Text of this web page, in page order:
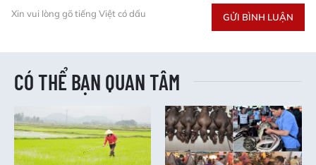
Xin vui lòng gõ tiếng Việt có dấu GỬI BÌNH LUẬN
CÓ THỂ BẠN QUAN TÂM